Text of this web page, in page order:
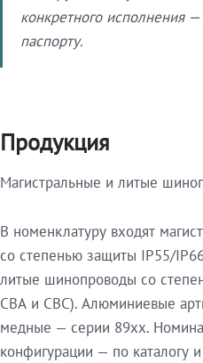
конкретного исполнения —
паспорту.
Продукция
Магистральные и литые
В номенклатуру входят
со степенью защиты IP55/
литые шинопроводы со
СВА и СВС). Алюминиевые
медные — серии 89xx.
конфигурации — по каталогу